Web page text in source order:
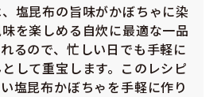
塩昆布の旨味がかぼちゃに染
を楽しめる自炊に最適な一品
るので、忙しい日でも手軽に
して重宝します。このレシピ
塩昆布かぼちゃを手軽に作り